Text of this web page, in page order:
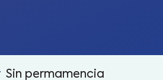
Sin permamencia